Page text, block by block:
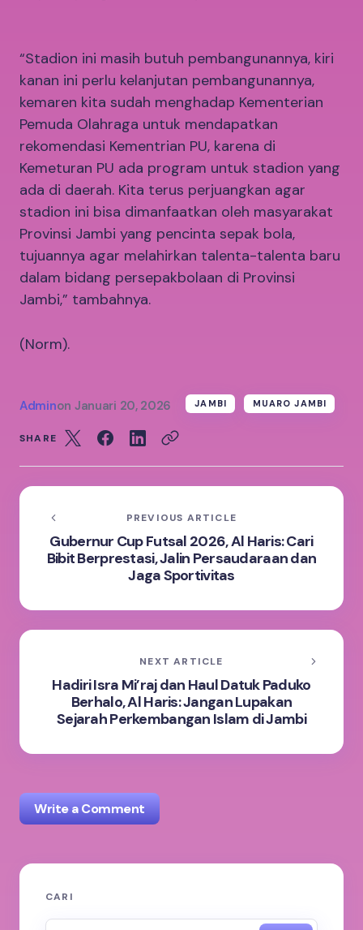
“Stadion ini masih butuh pembangunannya, kiri
kanan ini perlu kelanjutan pembangunannya,
kemaren kita sudah menghadap Kementerian
Pemuda Olahraga untuk mendapatkan
rekomendasi Kementrian PU, karena di
Kemeturan PU ada program untuk stadion yang
ada di daerah. Kita terus perjuangkan agar
stadion ini bisa dimanfaatkan oleh masyarakat
Provinsi Jambi yang pencinta sepak bola,
tujuannya agar melahirkan talenta-talenta baru
dalam bidang persepakbolaan di Provinsi
Jambi,” tambahnya.
(Norm).
Adminon Januari 20, 2026 JAMBI MUARO JAMBI
SHARE
PREVIOUS ARTICLE
Gubernur Cup Futsal 2026, Al Haris: Cari
Bibit Berprestasi, Jalin Persaudaraan dan
Jaga Sportivitas
NEXT ARTICLE
Hadiri Isra Mi’raj dan Haul Datuk Paduko
Berhalo, Al Haris: Jangan Lupakan
Sejarah Perkembangan Islam di Jambi
Write a Comment
Alamat email Anda tidak akan dipublikasikan.
CARI